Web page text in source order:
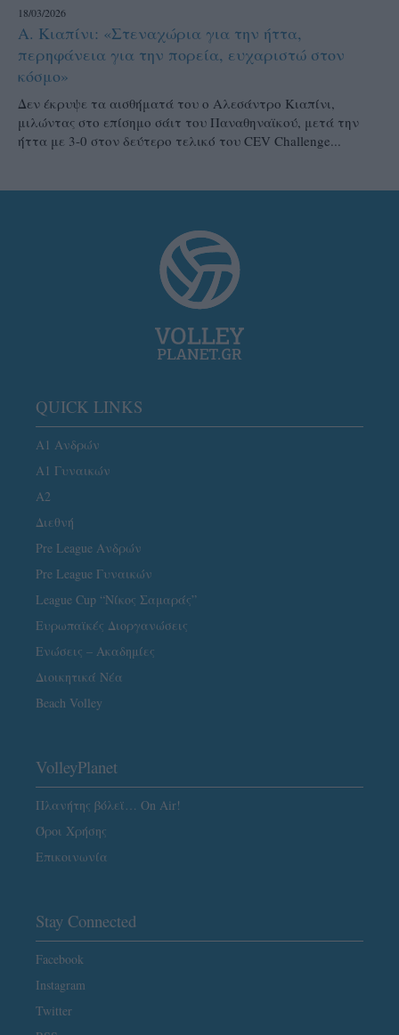
18/03/2026
Α. Κιαπίνι: «Στεναχώρια για την ήττα,
περηφάνεια για την πορεία, ευχαριστώ στον
κόσμο»
Δεν έκρυψε τα αισθήματά του ο Αλεσάντρο Κιαπίνι,
μιλώντας στο επίσημο σάιτ του Παναθηναϊκού, μετά την
ήττα με 3-0 στον δεύτερο τελικό του CEV Challenge...
QUICK LINKS
Α1 Ανδρών
Α1 Γυναικών
A2
Διεθνή
Pre League Ανδρών
Pre League Γυναικών
League Cup “Νίκος Σαμαράς”
Ευρωπαϊκές Διοργανώσεις
Ενώσεις – Ακαδημίες
Διοικητικά Νέα
Beach Volley
VolleyPlanet
Πλανήτης βόλεϊ… On Air!
Όροι Χρήσης
Επικοινωνία
Stay Connected
Facebook
Instagram
Twitter